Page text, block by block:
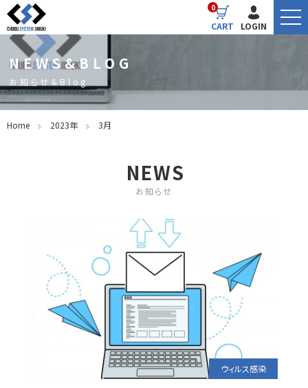
CART
0
LOGIN
NEWS&BLOG
お知らせ＆Blog
Home 2023年 3月
NEWS
お知らせ
ウィルス感染